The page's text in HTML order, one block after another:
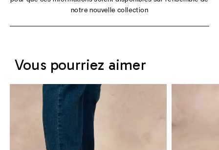
notre nouvelle collection
Vous pourriez aimer